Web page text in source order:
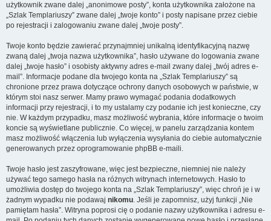
użytkownik zwane dalej „anonimowe posty”, konta użytkownika założone na
„Szlak Templariuszy” zwane dalej „twoje konto” i posty napisane przez ciebie
po rejestracji i zalogowaniu zwane dalej „twoje posty”.
Twoje konto będzie zawierać przynajmniej unikalną identyfikacyjną nazwę
zwaną dalej „twoja nazwa użytkownika”, hasło używane do logowania zwane
dalej „twoje hasło” i osobisty aktywny adres e-mail zwany dalej „twój adres e-
mail”. Informacje podane dla twojego konta na „Szlak Templariuszy” są
chronione przez prawa dotyczące ochrony danych osobowych w państwie, w
którym stoi nasz serwer. Mamy prawo wymagać podania dodatkowych
informacji przy rejestracji, i to my ustalamy czy podanie ich jest konieczne, czy
nie. W każdym przypadku, masz możliwość wybrania, które informacje o twoim
koncie są wyświetlane publicznie. Co więcej, w panelu zarządzania kontem
masz możliwość włączenia lub wyłączenia wysyłania do ciebie automatycznie
generowanych przez oprogramowanie phpBB e-maili.
Twoje hasło jest zaszyfrowane, więc jest bezpieczne, niemniej nie należy
używać tego samego hasła na różnych witrynach internetowych. Hasło to
umożliwia dostęp do twojego konta na „Szlak Templariuszy”, więc chroń je i w
żadnym wypadku nie podawaj nikomu. Jeśli je zapomnisz, użyj funkcji „Nie
pamiętam hasła”. Witryna poprosi cię o podanie nazwy użytkownika i adresu e-